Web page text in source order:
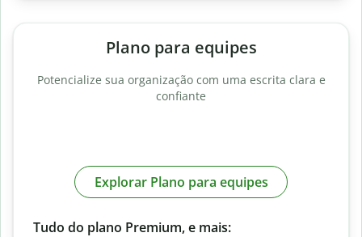
Plano para equipes
Potencialize sua organização com uma escrita clara e
confiante
Explorar Plano para equipes
Tudo do plano Premium, e mais: